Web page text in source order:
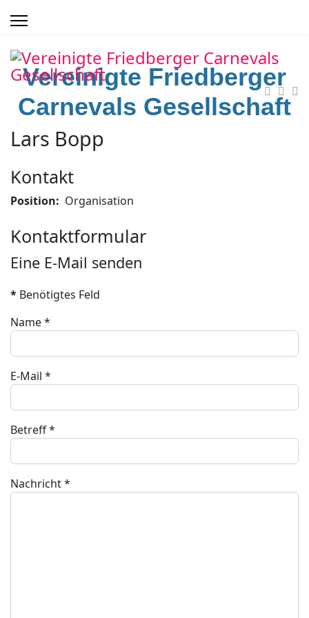
Vereinigte Friedberger
Carnevals Gesellschaft
Lars Bopp
Kontakt
Position: Organisation
Kontaktformular
Eine E-Mail senden
* Benötigtes Feld
Name*
E-Mail *
Betreff*
Nachricht*